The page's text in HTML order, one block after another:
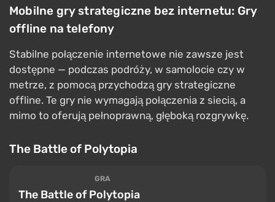
Mobilne gry strategiczne bez internetu: Gry
offline na telefony
Stabilne połączenie internetowe nie zawsze jest
dostępne — podczas podróży, w samolocie czy w
metrze, z pomocą przychodzą gry strategiczne
offline. Te gry nie wymagają połączenia z siecią, a
mimo to oferują pełnoprawną, głęboką rozgrywkę.
The Battle of Polytopia
GRA
The Battle of Polytopia